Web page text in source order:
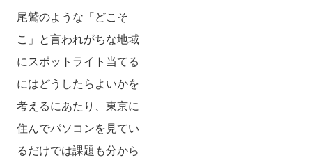
尾鷲のような「どこそ
こ」と言われがちな地域
にスポットライト当てる
にはどうしたらよいかを
考えるにあたり、東京に
住んでパソコンを見てい
るだけでは課題も分から